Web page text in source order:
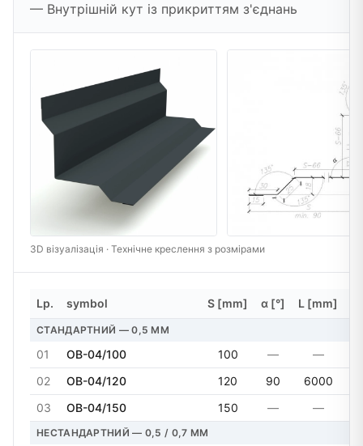
— Внутрішній кут із прикриттям з'єднань
3D візуалізація · Технічне креслення з розмірами
Lp. symbol S [mm] α [°] L [mm]
СТАНДАРТНИЙ — 0,5 MM
01 OB-04/100 100 —
—
02
OB-04/120 120 90
6000
03
OB-04/150 150 — —
НЕСТАНДАРТНИЙ — 0,5 / 0,7 MM